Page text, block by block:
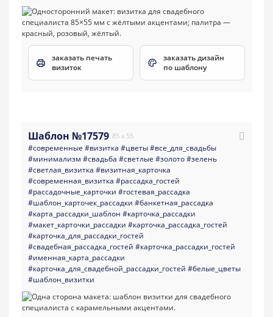
заказать печать
визиток
заказать дизайн
по шаблону
Шаблон №17579 85 x 55
#современные #визитка #цветы#все_для_свадьбы
#минимализм #свадьба #светлые #золото#зелень
#светлая_визитка #визитная_карточка
#современная_визитка #рассадка_гостей
#рассадочные_карточки #гостевая_рассадка
#шаблон_карточек_рассадки #банкетная_рассадка
#карта_рассадки_шаблон #карточка_рассадки
#макет_карточки_рассадки #карточка_рассадка_гостей
#карточка_для_рассадки_гостей
#свадебная_рассадка_гостей #карточка_рассадки_гостей
#именная_карта_рассадки
#карточка_для_свадебной_рассадки_гостей #белые_цветы
#шаблон_визитки